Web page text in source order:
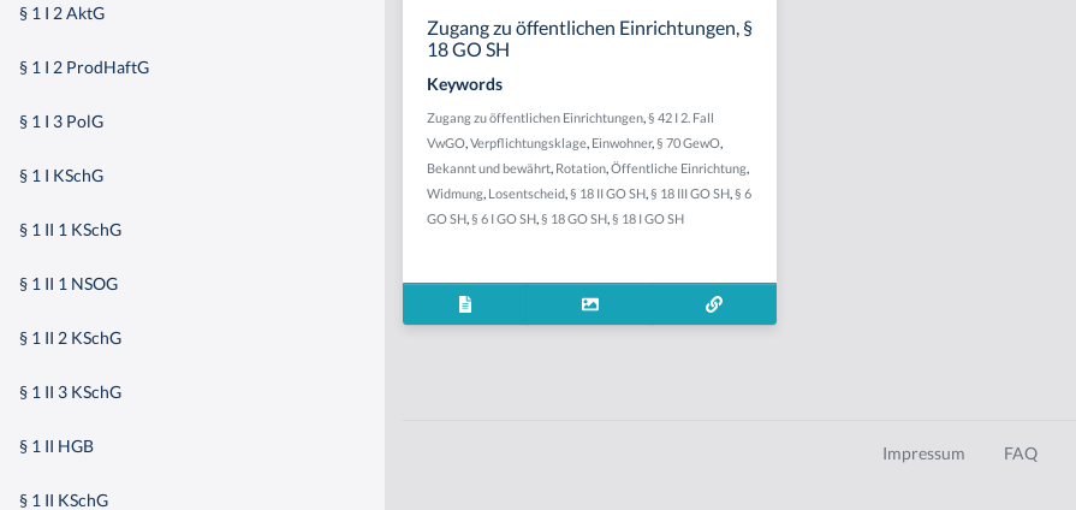
§ 1 I 2 AktG
§ 1 I 2 ProdHaftG
§ 1 I 3 PolG
§ 1 I KSchG
§ 1 II 1 KSchG
§ 1 II 1 NSOG
§ 1 II 2 KSchG
§ 1 II 3 KSchG
§ 1 II HGB
§ 1 II KSchG
Zugang zu öffentlichen Einrichtungen, §
18 GO SH
Keywords
Zugang zu öffentlichen Einrichtungen,§ 42 I 2. Fall
VwGO,Verpflichtungsklage, Einwohner,§ 70 GewO,
Bekannt und bewährt, Rotation,Öffentliche Einrichtung,
Widmung, Losentscheid,§ 18 II GO SH,§ 18 III GO SH,§ 6
GO SH,§ 6 I GO SH,§ 18 GO SH,§ 18 I GO SH
Impressum FAQ